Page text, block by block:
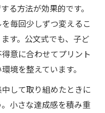
る方法が効果的です。
毎回少しずつ変えるこ
す。公文式でも、子ど
意に合わせてプリント
境を整えています。
して取り組めたときに
小さな達成感を積み重